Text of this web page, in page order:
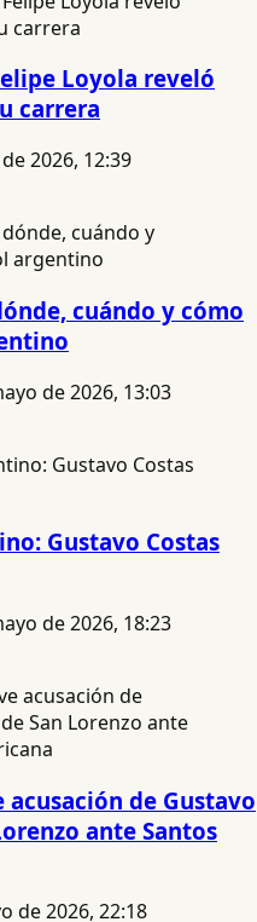
Loyola reveló
carrera
2026, 12:39
cuándo y cómo
de 2026, 13:03
Gustavo Costas
de 2026, 18:23
de Gustavo
ante Santos
de 2026, 22:18